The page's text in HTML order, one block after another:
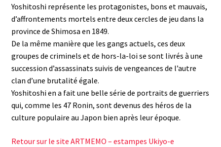
Yoshitoshi représente les protagonistes, bons et mauvais,
d’affrontements mortels entre deux cercles de jeu dans la
province de Shimosa en 1849.
De la même manière que les gangs actuels, ces deux
groupes de criminels et de hors-la-loi se sont livrés à une
succession d’assassinats suivis de vengeances de l’autre
clan d’une brutalité égale.
Yoshitoshi en a fait une belle série de portraits de guerriers
qui, comme les 47 Ronin, sont devenus des héros de la
culture populaire au Japon bien après leur époque.
Retour sur le site ARTMEMO – estampes Ukiyo-e